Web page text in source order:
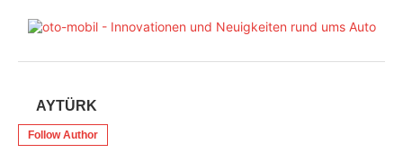
AYTÜRK
Follow Author